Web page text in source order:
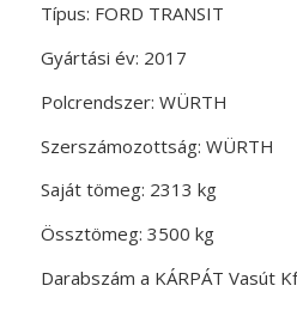
Típus: FORD TRANSIT
Gyártási év: 2017
Polcrendszer: WÜRTH
Szerszámozottság: WÜRTH
Saját tömeg: 2313 kg
Össztömeg: 3500 kg
Darabszám a KÁRPÁT Vasút